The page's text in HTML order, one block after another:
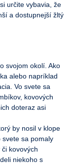
určite vybavia, že
a dostupnejší žltý
svojom okolí. Ako
alebo napríklad
Vo svete sa
kovových
doteraz asi
by nosil v klope
svete sa pomaly
kovových
niekoho s